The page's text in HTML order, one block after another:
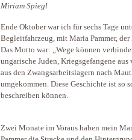
Miriam Spiegl
Ende Oktober war ich für sechs Tage
Begleitfahrzeug, mit Maria Pammer,
Das Motto war: „Wege können
ungarische Juden, Kriegsgefangene
aus den Zwangsarbeitslagern nach
umgekommen. Diese Geschichte ist so
beschreiben können.
Zwei Monate im Voraus haben mein